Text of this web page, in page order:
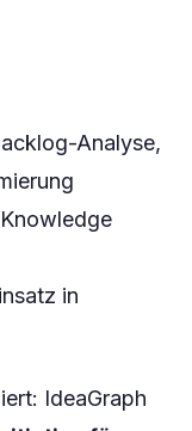
Analyse,
in
IdeaGraph